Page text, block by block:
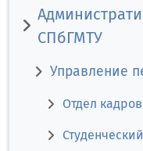
СПбГМТУ
Управление
Отдел кадров